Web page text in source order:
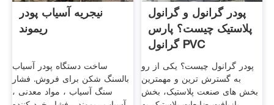
نیجریه آسیاب پودر
ریموند
ساخت دستگاه پودر آسیاب
بالسنگ شکن برای فروش. فشار
سنگ آسیاب ، مواد معدنی ،
پودر گرانول و گرانول
پلاستیک چیست؟ پارس
گرانول PVC
پودر گرانول چیست؟ یکی از رو
به گسترش ترین و مهمترین
بخش های صنعت پلاستیک، بخش